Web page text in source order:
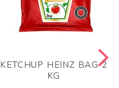
KETCHUP HEINZ BAG 2
KG